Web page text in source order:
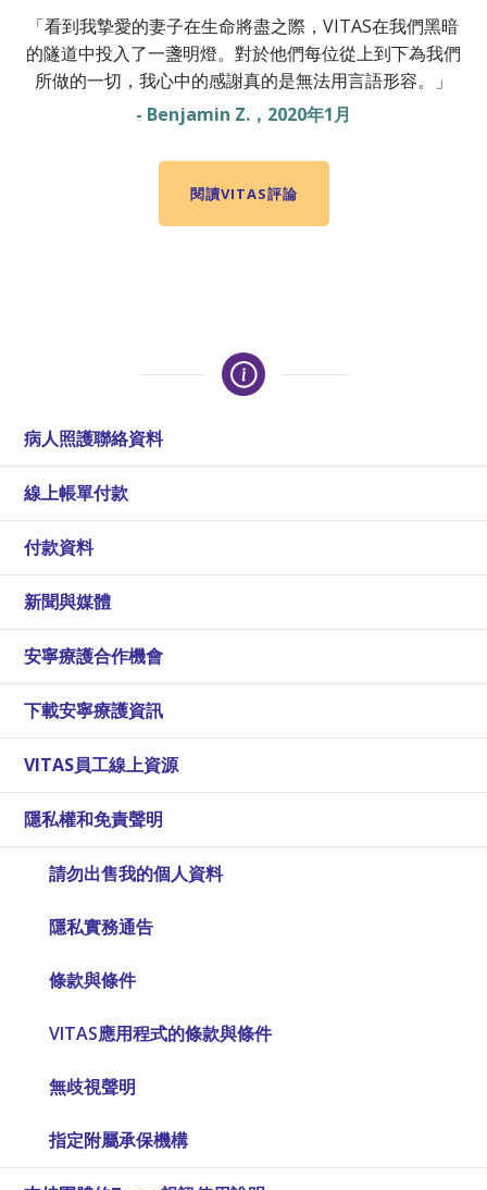
「看到我摯愛的妻子在生命將盡之際，VITAS在我們黑暗
的隧道中投入了一盞明燈。對於他們每位從上到下為我們
所做的一切，我心中的感謝真的是無法用言語形容。」
- Benjamin Z.，2020年1月
閱讀VITAS評論
病人照護聯絡資料
線上帳單付款
付款資料
新聞與媒體
安寧療護合作機會
下載安寧療護資訊
VITAS員工線上資源
隱私權和免責聲明
請勿出售我的個人資料
隱私實務通告
條款與條件
VITAS應用程式的條款與條件
無歧視聲明
指定附屬承保機構